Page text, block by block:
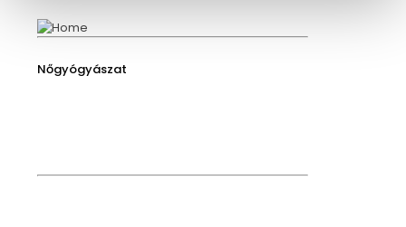
Nőgyógyászat